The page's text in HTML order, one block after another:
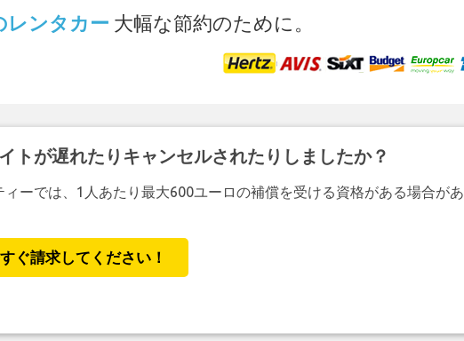
レンタカー 大幅な節約のために。
トが遅れたりキャンセルされたりしましたか？
ィーでは、1人あたり最大600ユーロの補償を受ける資格がある場合があ
ぐ請求してください！